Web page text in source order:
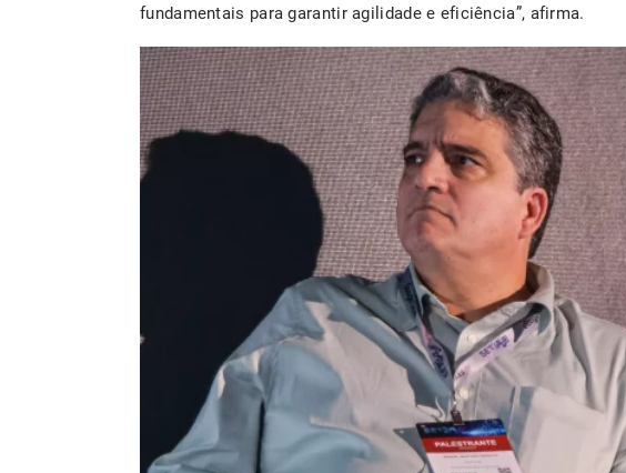
fundamentais para garantir agilidade e eficiência”, afirma.